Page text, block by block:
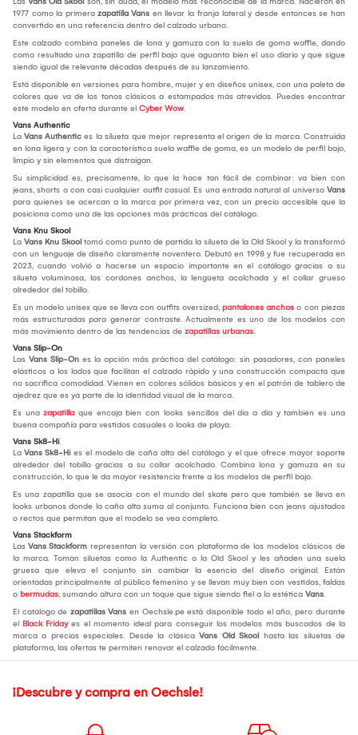
1977 como la primera zapatilla Vans en llevar la franja lateral y desde entonces se han
convertido en una referencia dentro del calzado urbano.
Este calzado combina paneles de lona y gamuza con la suela de goma waffle, dando
como resultado una zapatilla de perfil bajo que aguanta bien el uso diario y que sigue
siendo igual de relevante décadas después de su lanzamiento.
Está disponible en versiones para hombre, mujer y en diseños unisex, con una paleta de
colores que va de los tonos clásicos a estampados más atrevidos. Puedes encontrar
este modelo en oferta durante el Cyber Wow.
Vans Authentic
La Vans Authentic es la silueta que mejor representa el origen de la marca. Construida
en lona ligera y con la característica suela waffle de goma, es un modelo de perfil bajo,
limpio y sin elementos que distraigan.
Su simplicidad es, precisamente, lo que la hace tan fácil de combinar: va bien con
jeans, shorts o con casi cualquier outfit casual. Es una entrada natural al universo Vans
para quienes se acercan a la marca por primera vez, con un precio accesible que la
posiciona como una de las opciones más prácticas del catálogo.
Vans Knu Skool
La Vans Knu Skool tomó como punto de partida la silueta de la Old Skool y la transformó
con un lenguaje de diseño claramente noventero. Debutó en 1998 y fue recuperada en
2023, cuando volvió a hacerse un espacio importante en el catálogo gracias a su
silueta voluminosa, los cordones anchos, la lengüeta acolchada y el collar grueso
alrededor del tobillo.
Es un modelo unisex que se lleva con outfits oversized, pantalones anchos o con piezas
más estructuradas para generar contraste. Actualmente es uno de los modelos con
más movimiento dentro de las tendencias de zapatillas urbanas.
Vans Slip-On
Las Vans Slip-On es la opción más práctica del catálogo: sin pasadores, con paneles
elásticos a los lados que facilitan el calzado rápido y una construcción compacta que
no sacrifica comodidad. Vienen en colores sólidos básicos y en el patrón de tablero de
ajedrez que es ya parte de la identidad visual de la marca.
Es una zapatilla que encaja bien con looks sencillos del día a día y también es una
buena compañía para vestidos casuales o looks de playa.
Vans Sk8-Hi
La Vans Sk8-Hi es el modelo de caña alta del catálogo y el que ofrece mayor soporte
alrededor del tobillo gracias a su collar acolchado. Combina lona y gamuza en su
construcción, lo que le da mayor resistencia frente a los modelos de perfil bajo.
Es una zapatilla que se asocia con el mundo del skate pero que también se lleva en
looks urbanos donde la caña alta suma al conjunto. Funciona bien con jeans ajustados
o rectos que permitan que el modelo se vea completo.
Vans Stackform
Las Vans Stackform representan la versión con plataforma de los modelos clásicos de
la marca. Toman siluetas como la Authentic o la Old Skool y les añaden una suela
gruesa que eleva el conjunto sin cambiar la esencia del diseño original. Están
orientadas principalmente al público femenino y se llevan muy bien con vestidos, faldas
o bermudas, sumando altura con un toque que sigue siendo fiel a la estética Vans.
El catálogo de zapatillas Vans en Oechsle.pe está disponible todo el año, pero durante
el Black Fridayes el momento ideal para conseguir los modelos más buscados de la
marca a precios especiales. Desde la clásica Vans Old Skool hasta las siluetas de
plataforma, las ofertas te permiten renovar el calzado fácilmente.
¡Descubre y compra en Oechsle!